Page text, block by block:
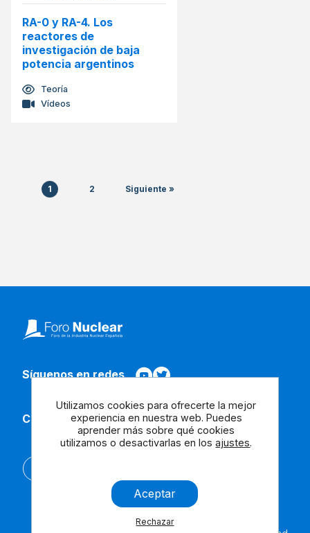
RA-0 y RA-4. Los
reactores de
investigación de baja
potencia argentinos
Teoría
Vídeos
1 2 Siguiente »
Síguenos en redes
Contacta con nosotros
Utilizamos cookies para ofrecerte la mejor
experiencia en nuestra web. Puedes
aprender más sobre qué cookies
utilizamos o desactivarlas en losajustes.
Aceptar
Rechazar